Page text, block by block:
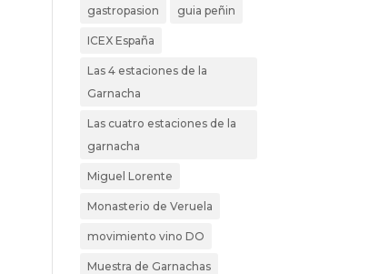
gastropasion guia peñin
ICEX España
Las 4 estaciones de la
Garnacha
Las cuatro estaciones de la
garnacha
Miguel Lorente
Monasterio de Veruela
movimiento vino DO
Muestra de Garnachas